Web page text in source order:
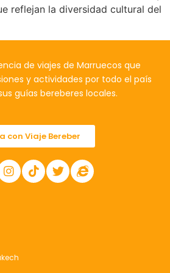
reflejan la diversidad cultural del
de viajes de Marruecos que
y actividades por todo el país
guías bereberes locales.
con Viaje Bereber